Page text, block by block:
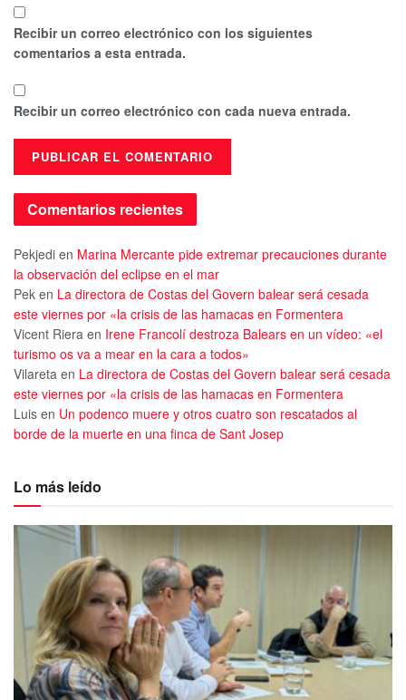
Recibir un correo electrónico con los siguientes
comentarios a esta entrada.
Recibir un correo electrónico con cada nueva entrada.
Comentarios recientes
Pekjedi en Marina Mercante pide extremar precauciones durante
la observación del eclipse en el mar
Pek en La directora de Costas del Govern balear será cesada
este viernes por «la crisis de las hamacas en Formentera
Vicent Riera en Irene Francolí destroza Balears en un vídeo: «el
turismo os va a mear en la cara a todos»
Vilareta en La directora de Costas del Govern balear será cesada
este viernes por «la crisis de las hamacas en Formentera
Luis en Un podenco muere y otros cuatro son rescatados al
borde de la muerte en una finca de Sant Josep
Lo más leído